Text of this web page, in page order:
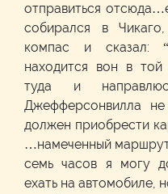
отправиться
собирался в
компас и сказал:
находится вон в
туда и
Джефферсонвилла
должен приобрести
…намеченный
семь часов я могу
ехать на автомобиле,